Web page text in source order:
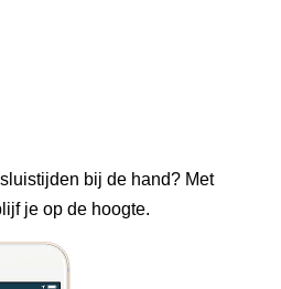
bij de hand? Met
je op de hoogte.